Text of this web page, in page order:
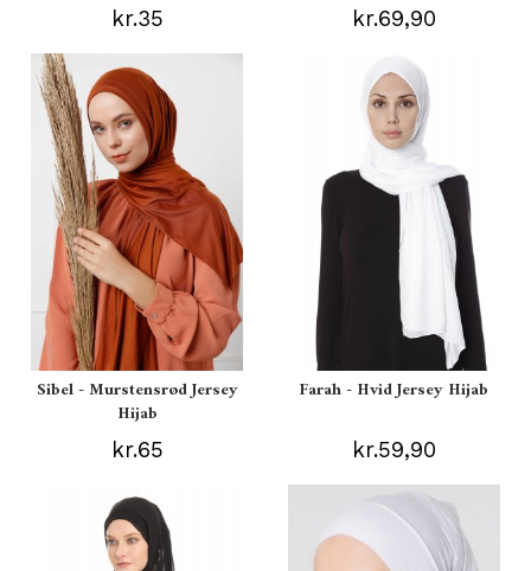
kr.35 kr.69,90
Sibel - Murstensrød Jersey
Hijab
kr.65
Farah - Hvid Jersey Hijab
kr.59,90